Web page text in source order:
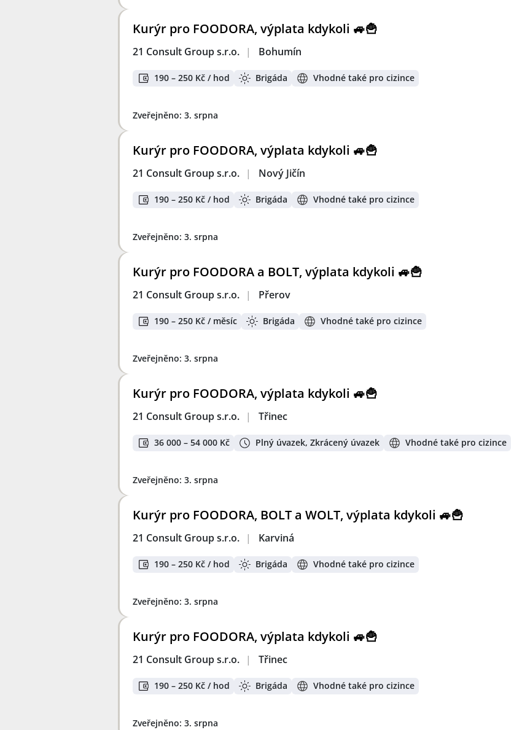
Kurýr pro FOODORA, výplata kdykoli 🚙🍟
21 Consult Group s.r.o. | Bohumín
190 – 250 Kč / hod Brigáda Vhodné také pro cizince
Zveřejněno: 3. srpna
Kurýr pro FOODORA, výplata kdykoli 🚙🍟
21 Consult Group s.r.o. | Nový Jičín
190 – 250 Kč / hod Brigáda Vhodné také pro cizince
Zveřejněno: 3. srpna
Kurýr pro FOODORA a BOLT, výplata kdykoli 🚙🍟
21 Consult Group s.r.o. | Přerov
190 – 250 Kč / měsíc Brigáda Vhodné také pro cizince
Zveřejněno: 3. srpna
Kurýr pro FOODORA, výplata kdykoli 🚙🍟
21 Consult Group s.r.o. | Třinec
36 000 – 54 000 Kč Plný úvazek, Zkrácený úvazek Vhodné také pro cizince
Zveřejněno: 3. srpna
Kurýr pro FOODORA, BOLT a WOLT, výplata kdykoli 🚙🍟
21 Consult Group s.r.o. | Karviná
190 – 250 Kč / hod Brigáda Vhodné také pro cizince
Zveřejněno: 3. srpna
Kurýr pro FOODORA, výplata kdykoli 🚙🍟
21 Consult Group s.r.o. | Třinec
190 – 250 Kč / hod Brigáda Vhodné také pro cizince
Zveřejněno: 3. srpna